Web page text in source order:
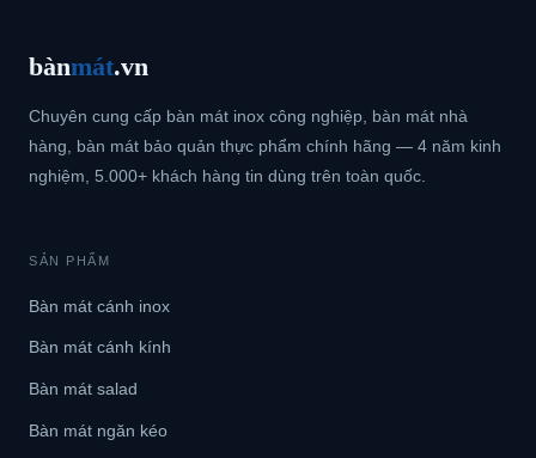
bànmát.vn
Chuyên cung cấp bàn mát inox công nghiệp, bàn mát nhà
hàng, bàn mát bảo quản thực phẩm chính hãng — 4 năm kinh
nghiệm, 5.000+ khách hàng tin dùng trên toàn quốc.
SẢN PHẨM
Bàn mát cánh inox
Bàn mát cánh kính
Bàn mát salad
Bàn mát ngăn kéo